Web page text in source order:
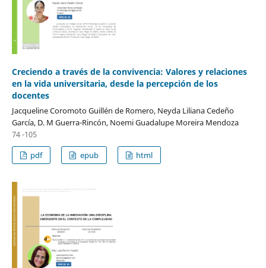
Creciendo a través de la convivencia: Valores y relaciones
en la vida universitaria, desde la percepción de los
docentes
Jacqueline Coromoto Guillén de Romero, Neyda Liliana Cedeño
García, D. M Guerra-Rincón, Noemi Guadalupe Moreira Mendoza
74 -105
pdf
epub html